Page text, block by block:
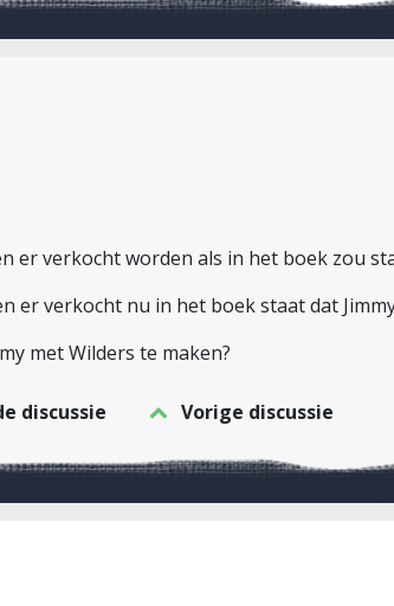
er verkocht worden als in het boek zou
er verkocht nu in het boek staat dat
met Wilders te maken?
discussie Vorige discussie